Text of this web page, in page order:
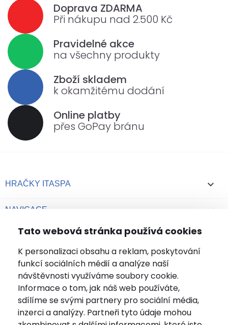
Tato webová stránka používá cookies
K personalizaci obsahu a reklam, poskytování
funkcí sociálních médií a analýze naší
návštěvnosti využíváme soubory cookie.
Informace o tom, jak náš web používáte,
sdílíme se svými partnery pro sociální média,
inzerci a analýzy. Partneři tyto údaje mohou
Doprava ZDARMA
Při nákupu nad 2.500 Kč
Pravidelné akce
na všechny produkty
Zboží skladem
k okamžitému dodání
Online platby
přes GoPay bránu
HRAČKY ITASPA 
NAVIGACE 
VÁŠ ÚČET
+420 737 278 565
info@hracky-itaspa.cz
INFORMACE O OBCHODU